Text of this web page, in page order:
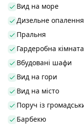
Вид на море
Дизельне опалення
Пральня
Гардеробна кімната
Вбудовані шафи
Вид на гори
Вид на місто
Поруч із
Барбекю